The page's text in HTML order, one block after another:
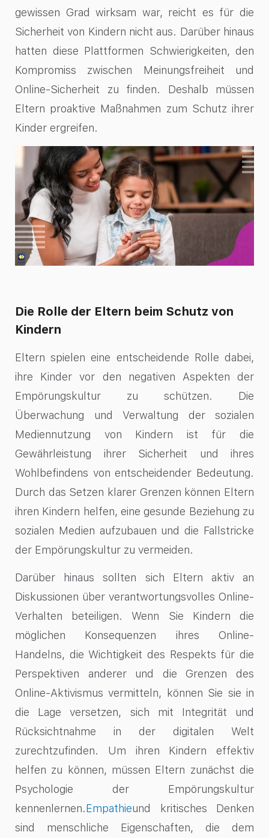
gewissen Grad wirksam war, reicht es für die
Sicherheit von Kindern nicht aus. Darüber hinaus
hatten diese Plattformen Schwierigkeiten, den
Kompromiss zwischen Meinungsfreiheit und
Online-Sicherheit zu finden. Deshalb müssen
Eltern proaktive Maßnahmen zum Schutz ihrer
Kinder ergreifen.
Die Rolle der Eltern beim Schutz von
Kindern
Eltern spielen eine entscheidende Rolle dabei,
ihre Kinder vor den negativen Aspekten der
Empörungskultur zu schützen. Die
Überwachung und Verwaltung der sozialen
Mediennutzung von Kindern ist für die
Gewährleistung ihrer Sicherheit und ihres
Wohlbefindens von entscheidender Bedeutung.
Durch das Setzen klarer Grenzen können Eltern
ihren Kindern helfen, eine gesunde Beziehung zu
sozialen Medien aufzubauen und die Fallstricke
der Empörungskultur zu vermeiden.
Darüber hinaus sollten sich Eltern aktiv an
Diskussionen über verantwortungsvolles Online-
Verhalten beteiligen. Wenn Sie Kindern die
möglichen Konsequenzen ihres Online-
Handelns, die Wichtigkeit des Respekts für die
Perspektiven anderer und die Grenzen des
Online-Aktivismus vermitteln, können Sie sie in
die Lage versetzen, sich mit Integrität und
Rücksichtnahme in der digitalen Welt
zurechtzufinden. Um ihren Kindern effektiv
helfen zu können, müssen Eltern zunächst die
Psychologie der Empörungskultur
kennenlernen.Empathieund kritisches Denken
sind menschliche Eigenschaften, die dem